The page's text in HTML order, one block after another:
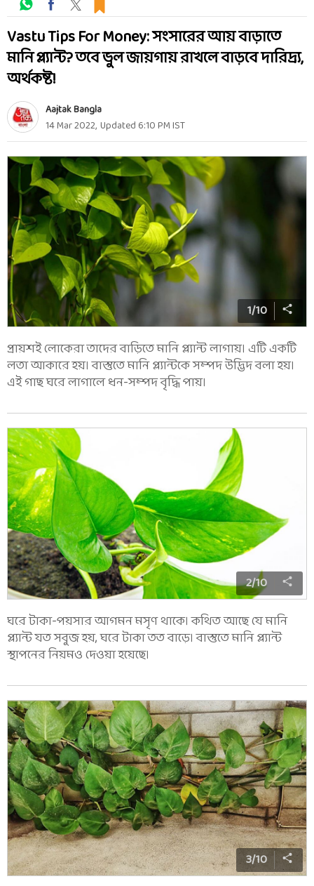
Vastu Tips For Money: সংসারের আয় বাড়াতে
মানি প্ল্যান্ট? তবে ভুল জায়গায় রাখলে বাড়বে দারিদ্র্য,
অর্থকষ্ট!
Aajtak Bangla
14 Mar 2022, Updated 6:10 PMIST
1/10
প্রায়শই লোকেরা তাদের বাড়িতে মানি প্ল্যান্ট লাগায়। এটি একটি
লতা আকারে হয়। বাস্তুতে মানি প্ল্যান্টকে সম্পদ উদ্ভিদ বলা হয়।
এই গাছ ঘরে লাগালে ধন-সম্পদ বৃদ্ধি পায়।
2/10
ঘরে টাকা-পয়সার আগমন মসৃণ থাকে। কথিত আছে যে মানি
প্ল্যান্ট যত সবুজ হয়, ঘরে টাকা তত বাড়ে। বাস্তুতে মানি প্ল্যান্ট
স্থাপনের নিয়মও দেওয়া হয়েছে।
3/10